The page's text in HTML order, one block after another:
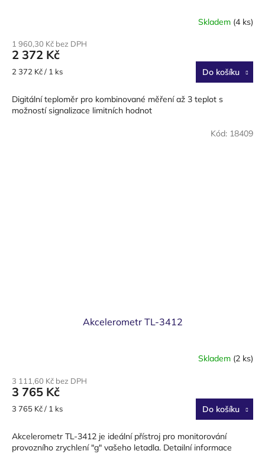
Skladem (4 ks)
1 960,30 Kč bez DPH
2 372 Kč
Měrná
2 372 Kč / 1 ks Do košíku
Digitální teploměr pro kombinované měření až 3 teplot s
možností signalizace limitních hodnot
Akcelerometr TL-3412
Skladem (2 ks)
3 111,60 Kč bez DPH
3 765 Kč
Měrná
3 765 Kč / 1 ks Do košíku
Akcelerometr TL-3412 je ideální přístroj pro monitorování
provozního zrychlení "g" vašeho letadla. Detailní informace
Kód: 18409